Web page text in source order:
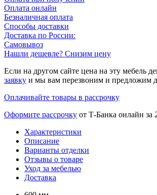
Оплата онлайн
Безналичная оплата
Способы доставки
Доставка по России:
Самовывоз
Нашли дешевле? Снизим цену
Если на другом сайте цена на эту мебель
заявку и мы вам перезвоним и предложим
Оплачивайте товары в рассрочку
Оформите рассрочку от Т-Банка онлайн за
Характеристики
Описание
Варианты отделки
Отзывы о товаре
Уход за мебелью
Доставка